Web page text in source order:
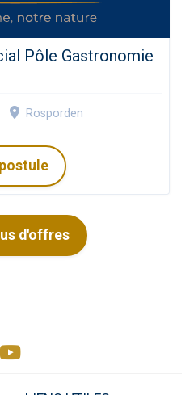
Pôle Gastronomie
Rosporden
d'offres